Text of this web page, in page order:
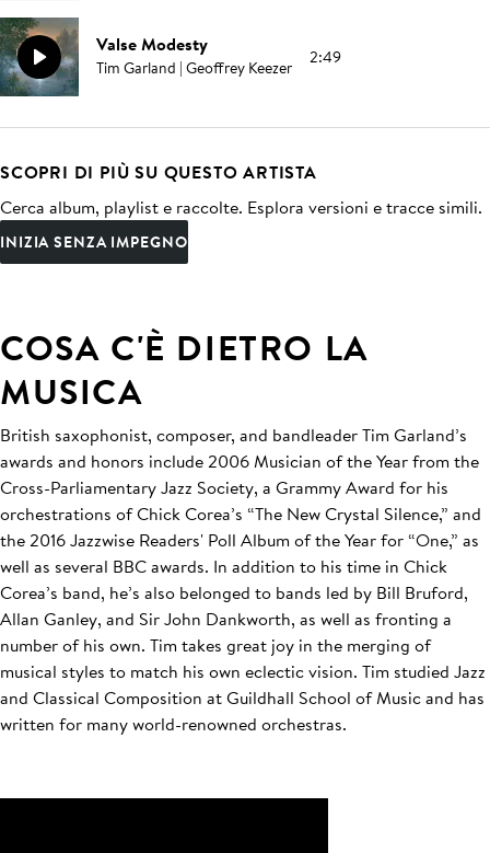
Valse Modesty
Tim Garland | Geoffrey Keezer 2:49
SCOPRI DI PIÙ SU QUESTO ARTISTA
Cerca album, playlist e raccolte. Esplora versioni e tracce simili.
INIZIA SENZA IMPEGNO
COSA C'È DIETRO LA
MUSICA
British saxophonist, composer, and bandleader Tim Garland’s
awards and honors include 2006 Musician of the Year from the
Cross-Parliamentary Jazz Society, a Grammy Award for his
orchestrations of Chick Corea’s “The New Crystal Silence,” and
the 2016 Jazzwise Readers' Poll Album of the Year for “One,” as
well as several BBC awards. In addition to his time in Chick
Corea’s band, he’s also belonged to bands led by Bill Bruford,
Allan Ganley, and Sir John Dankworth, as well as fronting a
number of his own. Tim takes great joy in the merging of
musical styles to match his own eclectic vision. Tim studied Jazz
and Classical Composition at Guildhall School of Music and has
written for many world-renowned orchestras.